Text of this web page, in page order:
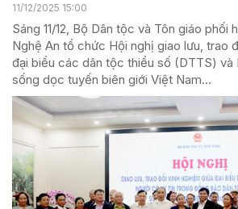
11/12/2025 15:00
Sáng 11/12, Bộ Dân tộc và Tôn giáo phối
Nghệ An tổ chức Hội nghị giao lưu, trao
đại biểu các dân tộc thiểu số (DTTS) và
sống dọc tuyến biên giới Việt Nam...